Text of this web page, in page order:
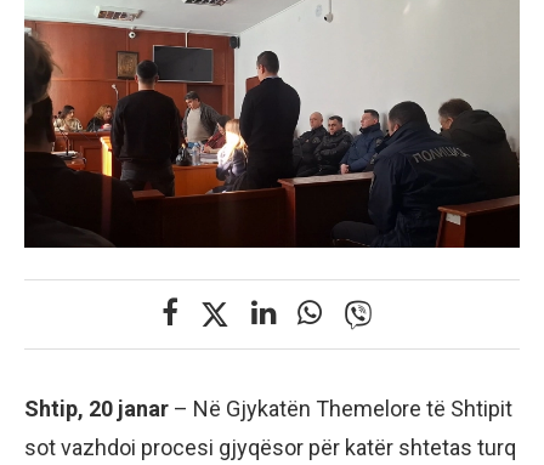
Shtip, 20 janar – Në Gjykatën Themelore të Shtipit
sot vazhdoi procesi gjyqësor për katër shtetas turq